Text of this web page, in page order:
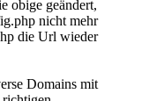
obige geändert,
nicht mehr
die Url wieder
Domains mit